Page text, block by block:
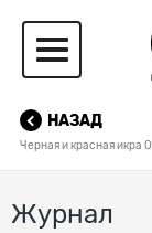
НАЗАД
Черная и красная икра
Журнал